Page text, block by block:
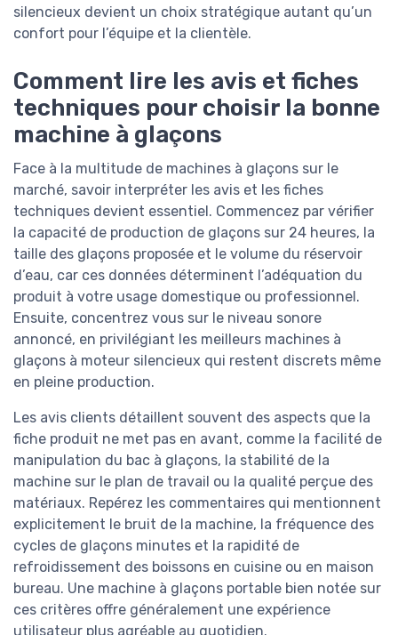
silencieux devient un choix stratégique autant qu’un
confort pour l’équipe et la clientèle.
Comment lire les avis et fiches
techniques pour choisir la bonne
machine à glaçons
Face à la multitude de machines à glaçons sur le
marché, savoir interpréter les avis et les fiches
techniques devient essentiel. Commencez par vérifier
la capacité de production de glaçons sur 24 heures, la
taille des glaçons proposée et le volume du réservoir
d’eau, car ces données déterminent l’adéquation du
produit à votre usage domestique ou professionnel.
Ensuite, concentrez vous sur le niveau sonore
annoncé, en privilégiant les meilleurs machines à
glaçons à moteur silencieux qui restent discrets même
en pleine production.
Les avis clients détaillent souvent des aspects que la
fiche produit ne met pas en avant, comme la facilité de
manipulation du bac à glaçons, la stabilité de la
machine sur le plan de travail ou la qualité perçue des
matériaux. Repérez les commentaires qui mentionnent
explicitement le bruit de la machine, la fréquence des
cycles de glaçons minutes et la rapidité de
refroidissement des boissons en cuisine ou en maison
bureau. Une machine à glaçons portable bien notée sur
ces critères offre généralement une expérience
utilisateur plus agréable au quotidien.